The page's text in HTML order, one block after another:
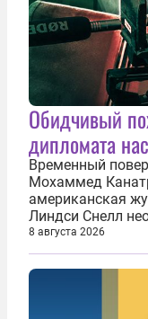
Обидчивый
дипломата
Временный
Мохаммед
американская
Линдси Снелл
бандитов,
2016 году.
то время
8 августа 2026